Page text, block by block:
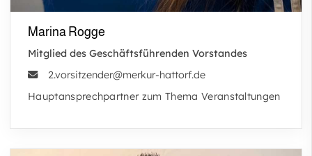
Marina Rogge
Mitglied des Geschäftsführenden Vorstandes
2.vorsitzender@merkur-hattorf.de
Hauptansprechpartner zum Thema Veranstaltungen